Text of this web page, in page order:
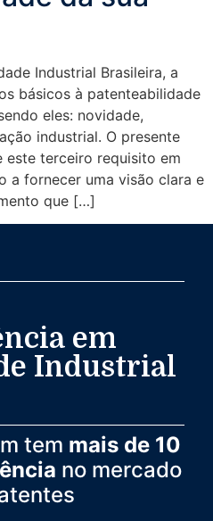
Industrial Brasileira, a
básicos à patenteabilidade
eles: novidade,
industrial. O presente
terceiro requisito em
a fornecer uma visão clara e
que […]
em
Industrial
tem mais de 10
no mercado